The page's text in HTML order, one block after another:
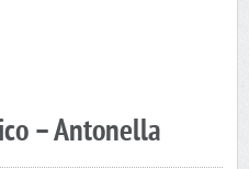
– Antonella